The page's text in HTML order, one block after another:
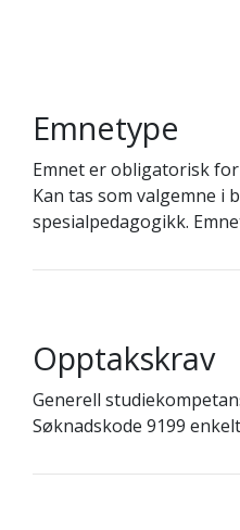
Emnetype
Emnet er obligatorisk
Kan tas som valgemne i
spesialpedagogikk.
Opptakskrav
Generell
Søknadskode 9199